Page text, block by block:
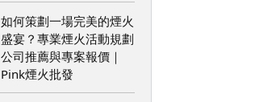
如何策劃一場完美的煙火
盛宴？專業煙火活動規劃
公司推薦與專案報價｜
Pink煙火批發